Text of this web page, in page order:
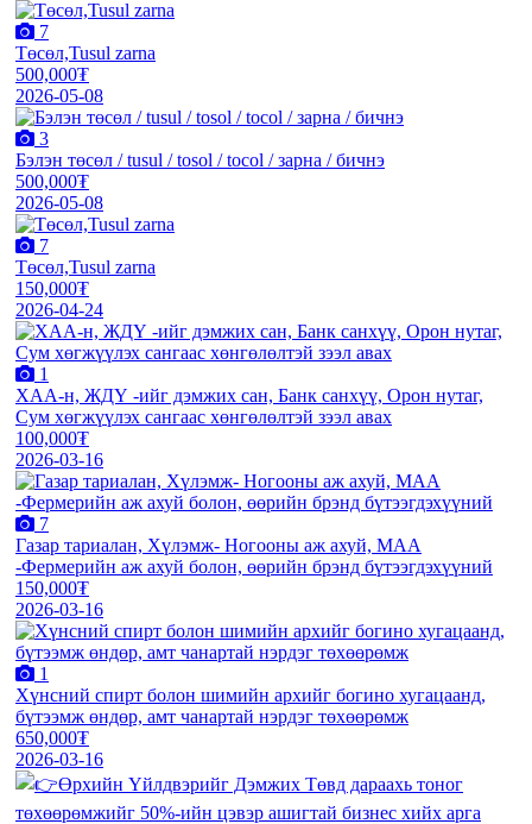
7
Төсөл,Tusul zarna
500,000₮
2026-05-08
3
Бэлэн төсөл / tusul / tosol / tocol / зарна / бичнэ
500,000₮
2026-05-08
7
Төсөл,Tusul zarna
150,000₮
2026-04-24
1
XАА-н, ЖДҮ -ийг дэмжиx сан, Банк санxүү, Орон нутаг,
Сум хөгжүүлэх сангаас хөнгөлөлтэй зээл авах
100,000₮
2026-03-16
7
Газар тариалан, Хүлэмж- Ногооны аж ахуй, МАА
-Фермерийн аж ахуй болон, өөрийн брэнд бүтээгдэхүүний
150,000₮
2026-03-16
1
Хүнсний спирт болон шимийн архийг богино хугацаанд,
бүтээмж өндөр, амт чанартай нэрдэг төхөөрөмж
650,000₮
2026-03-16